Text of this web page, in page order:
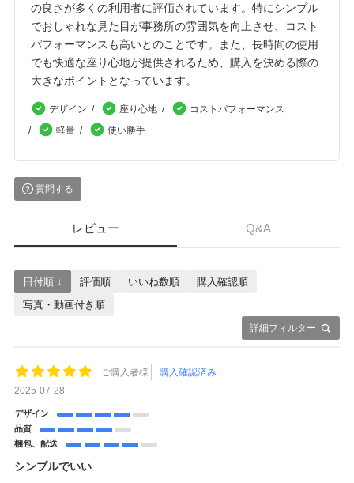
の良さが多くの利用者に評価されています。特にシンプル
でおしゃれな見た目が事務所の雰囲気を向上させ、コスト
パフォーマンスも高いとのことです。また、長時間の使用
でも快適な座り心地が提供されるため、購入を決める際の
大きなポイントとなっています。
デザイン 座り心地
コストパフォーマンス
軽量
使い勝手
質問する
レビュー Q&A
詳細フィルター
日付順 ↓ 評価順 いいね数順
購入確認順
写真・動画付き順
ご購入者様
購入確認済み
2025-07-28
デザイン
品質
梱包、配送
シンプルでいい